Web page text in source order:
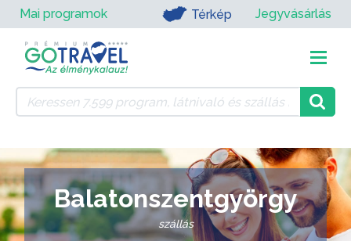
Mai programok Térkép Jegyvásárlás
Balatonszentgyörgy
szállás